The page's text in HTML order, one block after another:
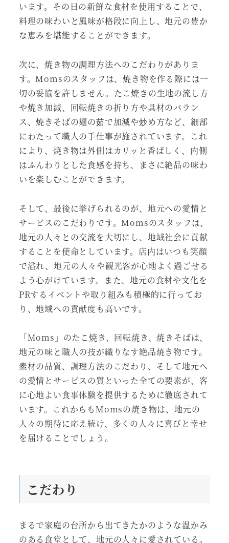
います。その日の新鮮な食材を使用することで、
料理の味わいと風味が格段に向上し、地元の豊か
な恵みを堪能することができます。
次に、焼き物の調理方法へのこだわりがありま
す。Momsのスタッフは、焼き物を作る際には一
切の妥協を許しません。たこ焼きの生地の流し方
や焼き加減、回転焼きの折り方や具材のバラン
ス、焼きそばの麺の茹で加減や炒め方など、細部
にわたって職人の手仕事が施されています。これ
により、焼き物は外側はカリッと香ばしく、内側
はふんわりとした食感を持ち、まさに絶品の味わ
いを楽しむことができます。
そして、最後に挙げられるのが、地元への愛情と
サービスのこだわりです。Momsのスタッフは、
地元の人々との交流を大切にし、地域社会に貢献
することを使命としています。店内はいつも笑顔
で溢れ、地元の人々や観光客が心地よく過ごせる
よう心がけています。また、地元の食材や文化を
PRするイベントや取り組みも積極的に行ってお
り、地域への貢献度も高いです。
「Moms」のたこ焼き、回転焼き、焼きそばは、
地元の味と職人の技が織りなす絶品焼き物です。
素材の品質、調理方法のこだわり、そして地元へ
の愛情とサービスの質といった全ての要素が、客
に心地よい食事体験を提供するために徹底されて
います。これからもMomsの焼き物は、地元の
人々の期待に応え続け、多くの人々に喜びと幸せ
を届けることでしょう。
こだわり
まるで家庭の台所から出てきたかのような温かみ
のある食堂として、地元の人々に愛されている。